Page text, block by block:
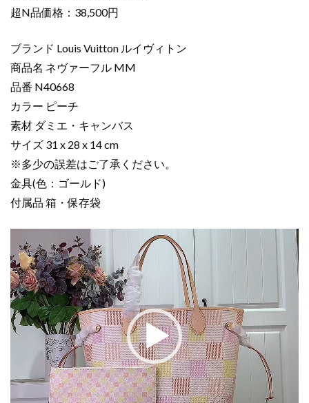
ッ
コ
ピ
ー
ネ
ヴ
ァ
ー
フ
MM
ピ
N40668
ダ
ミ
エ・
キ
ャ
ス
超N品価格：38,500円
ブランド Louis Vuitton ルイヴィトン
商品名 ネヴァーフル MM
品番 N40668
カラー ピーチ
素材 ダミエ・キャンバス
サイズ 31 x 28 x 14 cm
※多少の誤差はご了承ください。
金具(色：ゴールド)
付属品 箱・保存袋
画
プ
レ
ー
ヤ
ー